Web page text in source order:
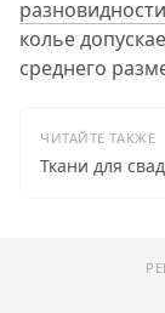
колье
среднего
ЧИТАЙТЕ ТАКЖЕ
Ткани для